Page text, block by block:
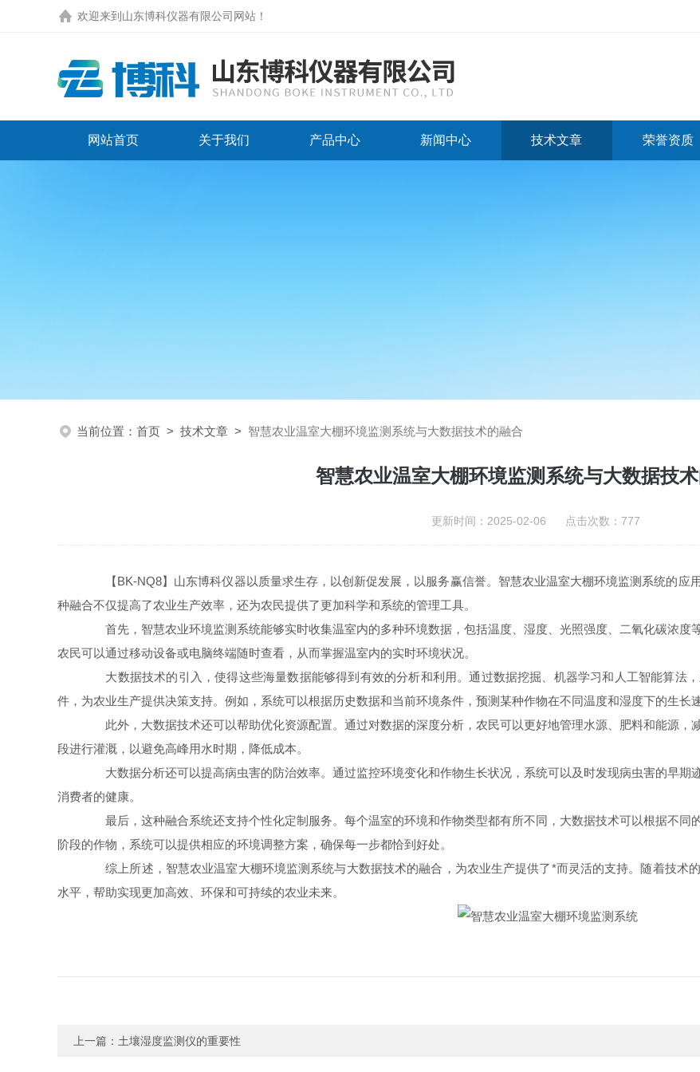
欢迎来到 山东博科仪器有限公司网站 ！
网站首页 关于我们 产品中心 新闻中心 技术文章 荣誉资质
当前位置： 首页 > 技术文章 > 智慧农业温室大棚环境监测系统与大数据技术的融合
智慧农业温室大棚环境监测系统与大数据技
更新时间：2025-02-06 点击次数：777
【BK-NQ8】山东博科仪器以质量求生存，以创新促发展，以服务赢信誉。智慧农业温室大棚环境监测系统的应
种融合不仅提高了农业生产效率，还为农民提供了更加科学和系统的管理工具。
首先，智慧农业环境监测系统能够实时收集温室内的多种环境数据，包括温度、湿度、光照强度、二氧化碳浓度
农民可以通过移动设备或电脑终端随时查看，从而掌握温室内的实时环境状况。
大数据技术的引入，使得这些海量数据能够得到有效的分析和利用。通过数据挖掘、机器学习和人工智能算法
件，为农业生产提供决策支持。例如，系统可以根据历史数据和当前环境条件，预测某种作物在不同温度和湿度下的生长
此外，大数据技术还可以帮助优化资源配置。通过对数据的深度分析，农民可以更好地管理水源、肥料和能源，
段进行灌溉，以避免高峰用水时期，降低成本。
大数据分析还可以提高病虫害的防治效率。通过监控环境变化和作物生长状况，系统可以及时发现病虫害的早期
消费者的健康。
最后，这种融合系统还支持个性化定制服务。每个温室的环境和作物类型都有所不同，大数据技术可以根据不同
阶段的作物，系统可以提供相应的环境调整方案，确保每一步都恰到好处。
综上所述，智慧农业温室大棚环境监测系统与大数据技术的融合，为农业生产提供了*而灵活的支持。随着技术
水平，帮助实现更加高效、环保和可持续的农业未来。
上一篇： 土壤湿度监测仪的重要性